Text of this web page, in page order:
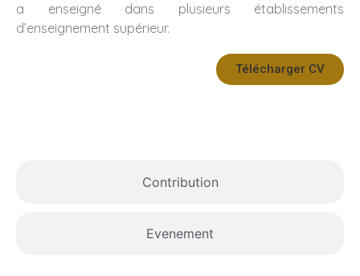
a enseigné dans plusieurs établissements
d’enseignement supérieur.
Télécharger CV
Contribution
Evenement